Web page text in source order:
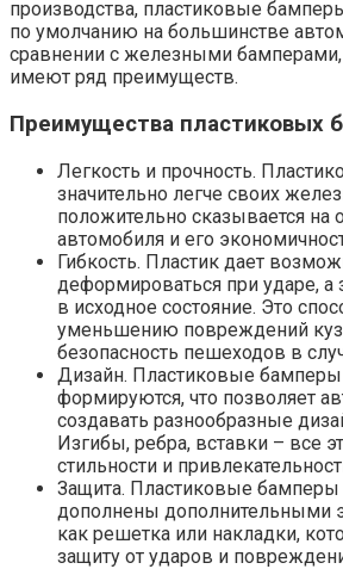
производства, пластиковые
по умолчанию на большинстве
сравнении с железными
имеют ряд преимуществ.
Преимущества пластиковых
Легкость и прочность.
значительно легче своих
положительно сказывается на
автомобиля и его
Гибкость. Пластик дает
деформироваться при ударе, а
в исходное состояние. Это
уменьшению повреждений
безопасность пешеходов в
Дизайн. Пластиковые бамперы
формируются, что позволяет
создавать разнообразные
Изгибы, ребра, вставки – все
стильности и
Защита. Пластиковые бамперы
дополнены дополнительными
как решетка или накладки,
защиту от ударов и